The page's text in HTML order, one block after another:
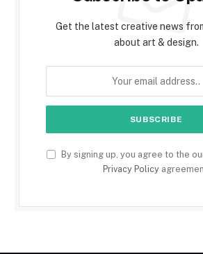
Get the latest creative news
about art & design.
By signing up, you agree to the
Privacy Policy